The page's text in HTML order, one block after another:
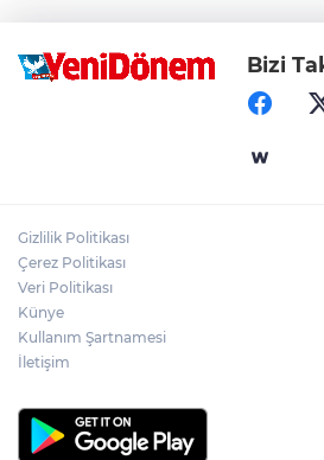
Bizi
Gizlilik Politikası
Çerez Politikası
Veri Politikası
Künye
Kullanım Şartnamesi
İletişim